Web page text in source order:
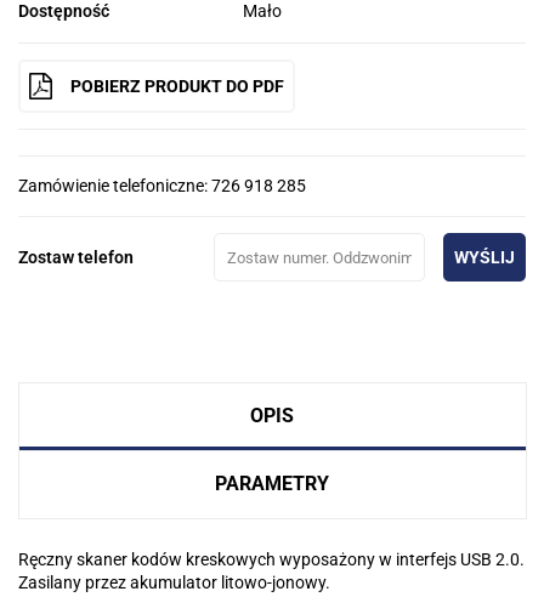
Dostępność
Mało
POBIERZ PRODUKT DO PDF
Zamówienie telefoniczne: 726 918 285
Zostaw telefon WYŚLIJ
OPIS
PARAMETRY
Ręczny skaner kodów kreskowych wyposażony w interfejs USB 2.0.
Zasilany przez akumulator litowo-jonowy.